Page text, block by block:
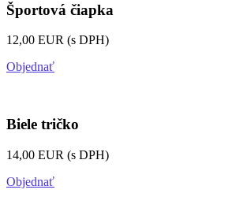
Športová čiapka
12,00 EUR (s DPH)
Objednať
Biele tričko
14,00 EUR (s DPH)
Objednať